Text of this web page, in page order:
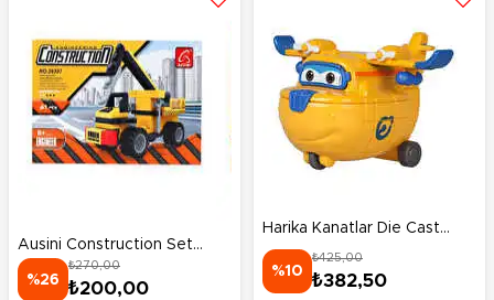
Ausini Construction Set
29307
%26
₺270,00
₺200,00
Harika Kanatlar Die Cast
Donnie
%10
₺425,00
₺382,50